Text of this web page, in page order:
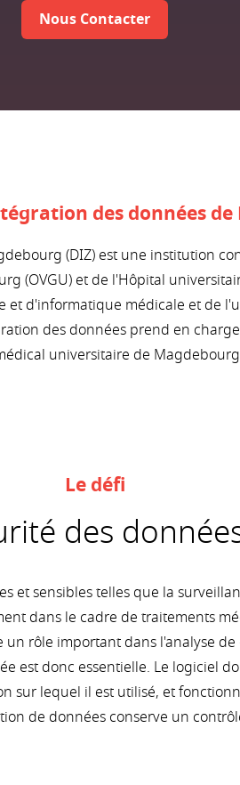
Nous Contacter
des données
(DIZ) est une institution
(OVGU) et de l'Hôpital
et d'informatique médicale et de
des données prend en
universitaire de
Le défi
des
et sensibles telles que la
dans le cadre de traitements
un rôle important dans l'analyse de
est donc essentielle. Le logiciel
sur lequel il est utilisé, et
de données conserve un